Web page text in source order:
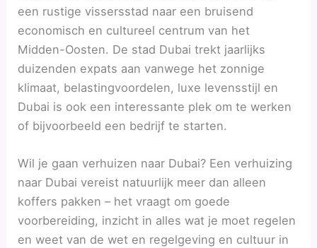
een rustige vissersstad naar een bruisend
economisch en cultureel centrum van het
Midden-Oosten. De stad Dubai trekt jaarlijks
duizenden expats aan vanwege het zonnige
klimaat, belastingvoordelen, luxe levensstijl en
Dubai is ook een interessante plek om te werken
of bijvoorbeeld een bedrijf te starten.
Wil je gaan verhuizen naar Dubai? Een verhuizing
naar Dubai vereist natuurlijk meer dan alleen
koffers pakken – het vraagt om goede
voorbereiding, inzicht in alles wat je moet regelen
en weet van de wet en regelgeving en cultuur in